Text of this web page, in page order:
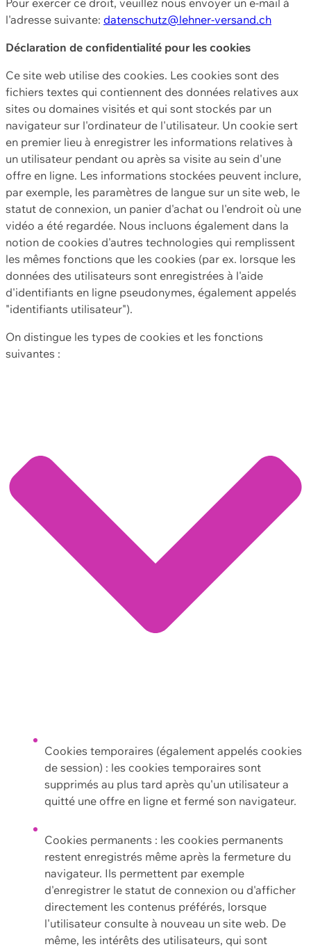
l'adresse suivante: datenschutz@lehner-versand.ch
Déclaration de confidentialité pour les cookies
Ce site web utilise des cookies. Les cookies sont des
fichiers textes qui contiennent des données relatives aux
sites ou domaines visités et qui sont stockés par un
navigateur sur l'ordinateur de l'utilisateur. Un cookie sert
en premier lieu à enregistrer les informations relatives à
un utilisateur pendant ou après sa visite au sein d'une
offre en ligne. Les informations stockées peuvent inclure,
par exemple, les paramètres de langue sur un site web, le
statut de connexion, un panier d'achat ou l'endroit où une
vidéo a été regardée. Nous incluons également dans la
notion de cookies d'autres technologies qui remplissent
les mêmes fonctions que les cookies (par ex. lorsque les
données des utilisateurs sont enregistrées à l'aide
d'identifiants en ligne pseudonymes, également appelés
"identifiants utilisateur").
On distingue les types de cookies et les fonctions
suivantes :
Cookies temporaires (également appelés cookies
de session) : les cookies temporaires sont
supprimés au plus tard après qu'un utilisateur a
quitté une offre en ligne et fermé son navigateur.
Cookies permanents : les cookies permanents
restent enregistrés même après la fermeture du
navigateur. Ils permettent par exemple
d'enregistrer le statut de connexion ou d'afficher
directement les contenus préférés, lorsque
l'utilisateur consulte à nouveau un site web. De
même, les intérêts des utilisateurs, qui sont